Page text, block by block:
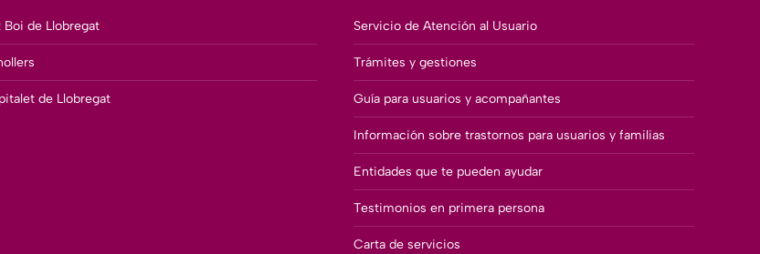
Boi de Llobregat
de Llobregat
Servicio de Atención al Usuario
Trámites y gestiones
Guía para usuarios y acompañantes
Información sobre trastornos para usuarios y familias
Entidades que te pueden ayudar
Testimonios en primera persona
Carta de servicios